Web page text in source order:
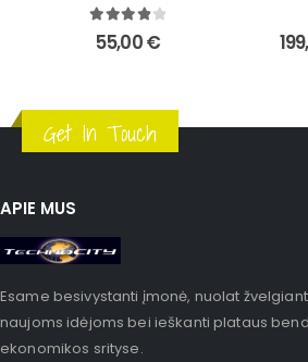
4.33out of 5
199,00€– 399,00
Get In Touch
APIE MUS
Esame besivystanti įmonė, nuolat
naujoms idėjoms bei ieškanti plataus
ekonomikos srityse.